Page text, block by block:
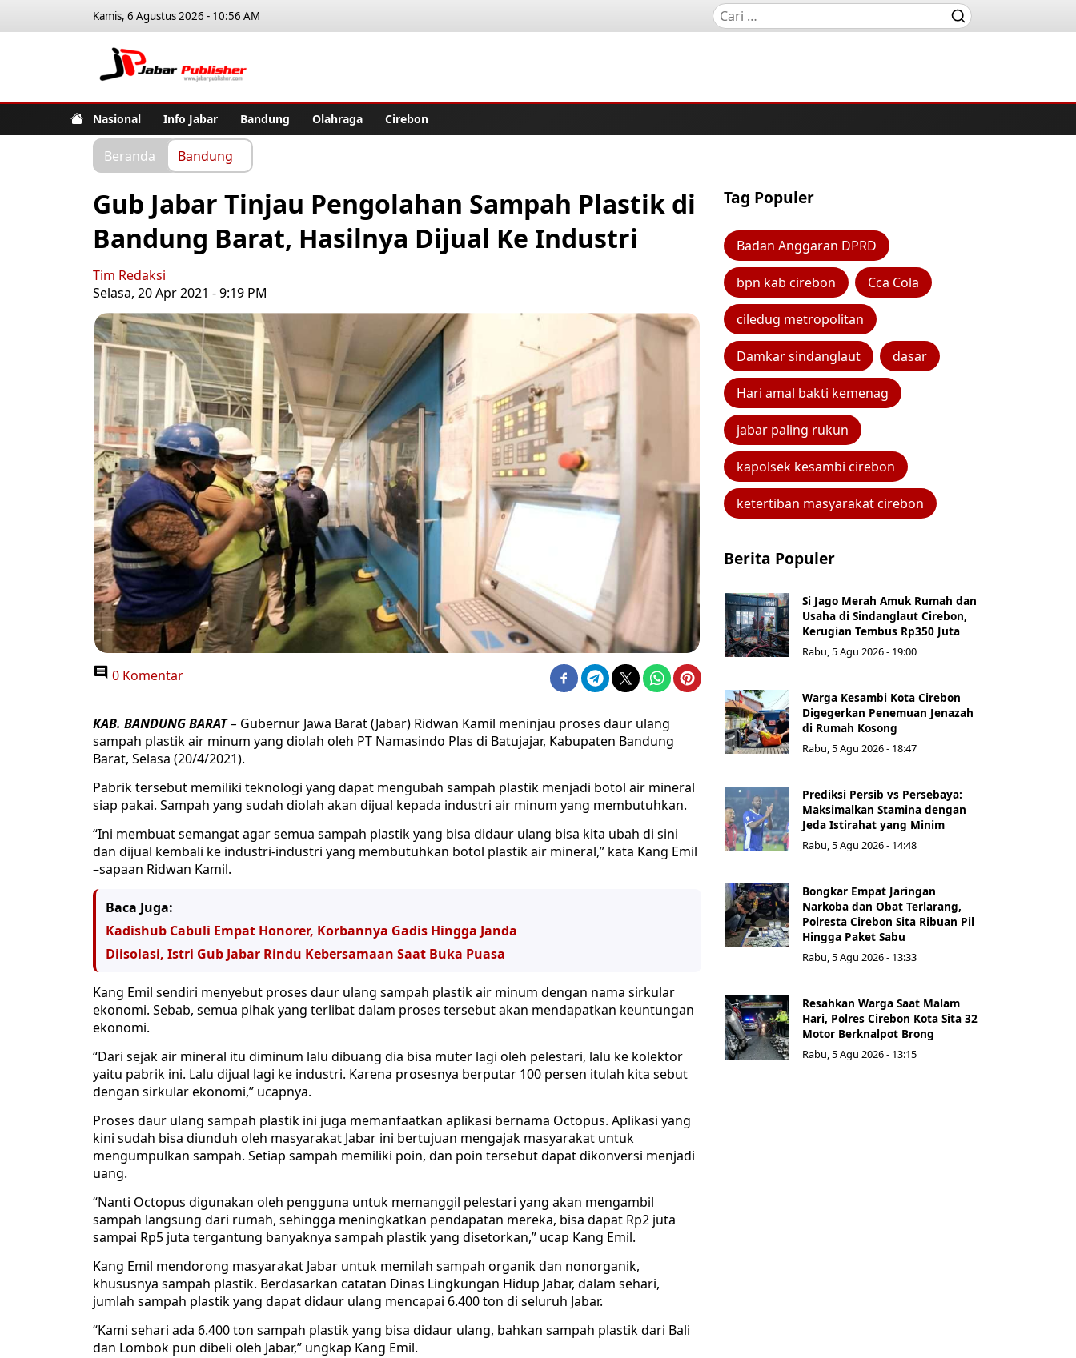
Kamis, 6 Agustus 2026 - 10:56 AM
Nasional Info Jabar Bandung Olahraga Cirebon
Beranda Bandung
Gub Jabar Tinjau Pengolahan Sampah Plastik di
Bandung Barat, Hasilnya Dijual Ke Industri
Tim Redaksi
Selasa, 20 Apr 2021 - 9:19 PM
0 Komentar
KAB. BANDUNG BARAT– Gubernur Jawa Barat (Jabar) Ridwan Kamil meninjau proses daur ulang
sampah plastik air minum yang diolah oleh PT Namasindo Plas di Batujajar, Kabupaten Bandung
Barat, Selasa (20/4/2021).
Pabrik tersebut memiliki teknologi yang dapat mengubah sampah plastik menjadi botol air mineral
siap pakai. Sampah yang sudah diolah akan dijual kepada industri air minum yang membutuhkan.
“Ini membuat semangat agar semua sampah plastik yang bisa didaur ulang bisa kita ubah di sini
dan dijual kembali ke industri-industri yang membutuhkan botol plastik air mineral,” kata Kang Emil
–sapaan Ridwan Kamil.
Baca Juga:
Kadishub Cabuli Empat Honorer, Korbannya Gadis Hingga Janda
Diisolasi, Istri Gub Jabar Rindu Kebersamaan Saat Buka Puasa
Kang Emil sendiri menyebut proses daur ulang sampah plastik air minum dengan nama sirkular
ekonomi. Sebab, semua pihak yang terlibat dalam proses tersebut akan mendapatkan keuntungan
ekonomi.
“Dari sejak air mineral itu diminum lalu dibuang dia bisa muter lagi oleh pelestari, lalu ke kolektor
yaitu pabrik ini. Lalu dijual lagi ke industri. Karena prosesnya berputar 100 persen itulah kita sebut
dengan sirkular ekonomi,” ucapnya.
Proses daur ulang sampah plastik ini juga memanfaatkan aplikasi bernama Octopus. Aplikasi yang
kini sudah bisa diunduh oleh masyarakat Jabar ini bertujuan mengajak masyarakat untuk
mengumpulkan sampah. Setiap sampah memiliki poin, dan poin tersebut dapat dikonversi menjadi
uang.
“Nanti Octopus digunakan oleh pengguna untuk memanggil pelestari yang akan mengambil
sampah langsung dari rumah, sehingga meningkatkan pendapatan mereka, bisa dapat Rp2 juta
sampai Rp5 juta tergantung banyaknya sampah plastik yang disetorkan,” ucap Kang Emil.
Kang Emil mendorong masyarakat Jabar untuk memilah sampah organik dan nonorganik,
khususnya sampah plastik. Berdasarkan catatan Dinas Lingkungan Hidup Jabar, dalam sehari,
jumlah sampah plastik yang dapat didaur ulang mencapai 6.400 ton di seluruh Jabar.
“Kami sehari ada 6.400 ton sampah plastik yang bisa didaur ulang, bahkan sampah plastik dari Bali
dan Lombok pun dibeli oleh Jabar,” ungkap Kang Emil.
Tag Populer
Badan Anggaran DPRD
bpn kab cirebon Cca Cola
ciledug metropolitan
Damkar sindanglaut dasar
Hari amal bakti kemenag
jabar paling rukun
kapolsek kesambi cirebon
ketertiban masyarakat cirebon
Berita Populer
Si Jago Merah Amuk Rumah dan
Usaha di Sindanglaut Cirebon,
Kerugian Tembus Rp350 Juta
Rabu, 5 Agu 2026 - 19:00
Warga Kesambi Kota Cirebon
Digegerkan Penemuan Jenazah
di Rumah Kosong
Rabu, 5 Agu 2026 - 18:47
Prediksi Persib vs Persebaya:
Maksimalkan Stamina dengan
Jeda Istirahat yang Minim
Rabu, 5 Agu 2026 - 14:48
Bongkar Empat Jaringan
Narkoba dan Obat Terlarang,
Polresta Cirebon Sita Ribuan Pil
Hingga Paket Sabu
Rabu, 5 Agu 2026 - 13:33
Resahkan Warga Saat Malam
Hari, Polres Cirebon Kota Sita 32
Motor Berknalpot Brong
Rabu, 5 Agu 2026 - 13:15